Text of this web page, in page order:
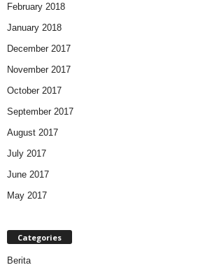
February 2018
January 2018
December 2017
November 2017
October 2017
September 2017
August 2017
July 2017
June 2017
May 2017
Categories
Berita